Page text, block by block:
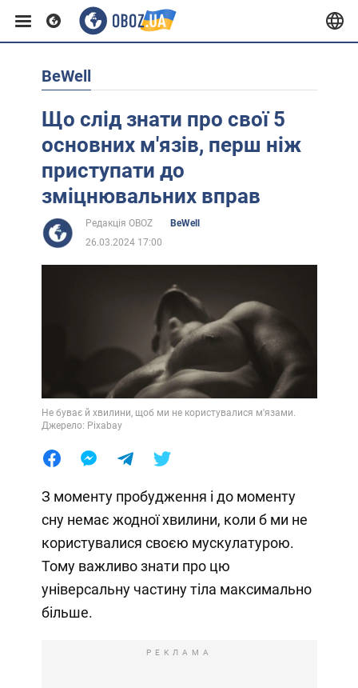
Європа
Африка
BeWell
Що слід знати про свої 5
основних м'язів, перш ніж
приступати до
зміцнювальних вправ
Редакція OBOZ
BeWell
26.03.2024 17:00
Не буває й хвилини, щоб ми не користувалися м'язами.
Джерело: Pixabay
З моменту пробудження і до моменту
сну немає жодної хвилини, коли б ми не
користувалися своєю мускулатурою.
Тому важливо знати про цю
універсальну частину тіла максимально
більше.
РЕКЛАМА